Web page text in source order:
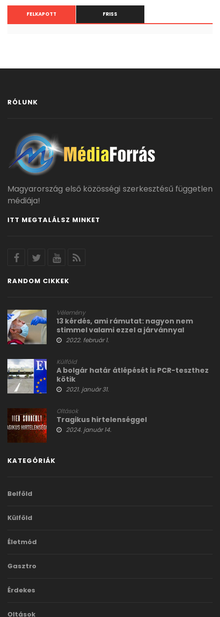
FELKAPOTT FRISS
RÓLUNK
Magyarország első közösségi szerkesztésű független
médiája!
ITT MEGTALÁLSZ MINKET
RANDOM CIKKEK
Vélemény
13 kérdés, ami rámutat: nagyon nem
stimmel valami ezzel a járvánnyal
2022. február 1.
Külföld
A bolgár határ átlépését is PCR-teszthez
kötik
2021. január 31.
Oltások
Tragikus hirtelenséggel
2024. január 14.
KATEGÓRIÁK
Belföld
Külföld
Életmód
Gasztro
Érdekes
Oltások